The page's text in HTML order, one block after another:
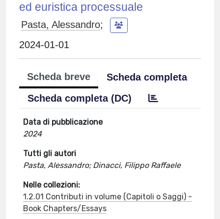
ed euristica processuale
Pasta, Alessandro;
2024-01-01
Scheda breve
Scheda completa
Scheda completa (DC)
Data di pubblicazione
2024
Tutti gli autori
Pasta, Alessandro; Dinacci, Filippo Raffaele
Nelle collezioni:
1.2.01 Contributi in volume (Capitoli o Saggi) -
Book Chapters/Essays